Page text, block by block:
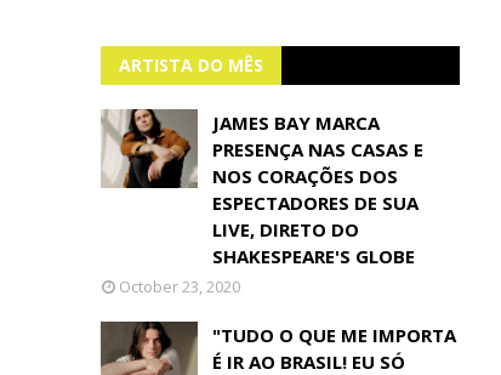
ARTISTA DO MÊS
JAMES BAY MARCA
PRESENÇA NAS CASAS E
NOS CORAÇÕES DOS
ESPECTADORES DE SUA
LIVE, DIRETO DO
SHAKESPEARE'S GLOBE
October 23, 2020
"TUDO O QUE ME IMPORTA
É IR AO BRASIL! EU SÓ